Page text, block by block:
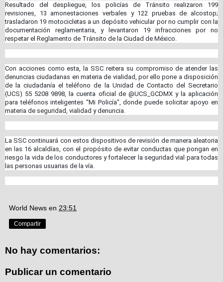
Resultado del despliegue, los policías de Tránsito realizaron 199
revisiones, 13 amonestaciones verbales y 122 pruebas de alcostop;
trasladaron 19 motocicletas a un depósito vehicular por no cumplir con la
documentación reglamentaria, y levantaron 19 infracciones por no
respetar el Reglamento de Tránsito de la Ciudad de México.
Con acciones como esta, la SSC reitera su compromiso de atender las
denuncias ciudadanas en materia de vialidad, por ello pone a disposición
de la ciudadanía el teléfono de la Unidad de Contacto del Secretario
(UCS) 55 5208 9898, la cuenta oficial de @UCS_GCDMX y la aplicación
para teléfonos inteligentes “Mi Policía”, donde puede solicitar apoyo en
materia de seguridad, vialidad y denuncia.
La SSC continuará con estos dispositivos de revisión de manera aleatoria
en las 16 alcaldías, con el propósito de evitar conductas que pongan en
riesgo la vida de los conductores y fortalecer la seguridad vial para todas
las personas usuarias de la vía.
World News en 23:51
Compartir
No hay comentarios:
Publicar un comentario